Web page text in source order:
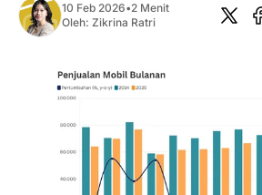
10 Feb 2026•2 Menit
Oleh: Zikrina Ratri